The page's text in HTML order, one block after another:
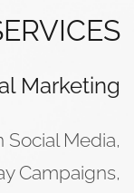
Marketing
Social Media,
Campaigns,